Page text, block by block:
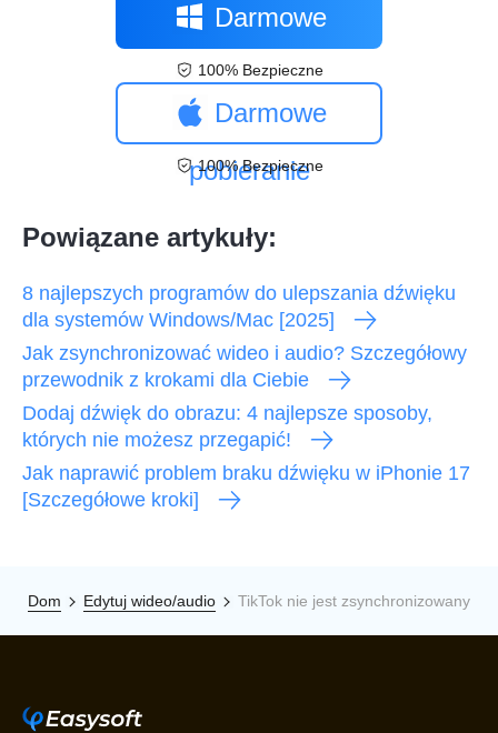
Darmowe
pobieranie
100% Bezpieczne
Darmowe
pobieranie
100% Bezpieczne
Powiązane artykuły:
8 najlepszych programów do ulepszania dźwięku
dla systemów Windows/Mac [2025]
Jak zsynchronizować wideo i audio? Szczegółowy
przewodnik z krokami dla Ciebie
Dodaj dźwięk do obrazu: 4 najlepsze sposoby,
których nie możesz przegapić!
Jak naprawić problem braku dźwięku w iPhonie 17
[Szczegółowe kroki]
Dom Edytuj wideo/audio TikTok nie jest zsynchronizowany